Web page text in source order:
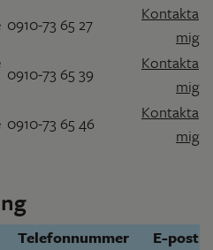
0910-73 65 27
Kontakta
mig
0910-73 65 39
Kontakta
mig
0910-73 65 46
Kontakta
mig
Telefonnummer
E-post